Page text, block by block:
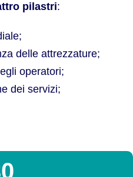
pilastri:
delle attrezzature;
operatori;
dei servizi;